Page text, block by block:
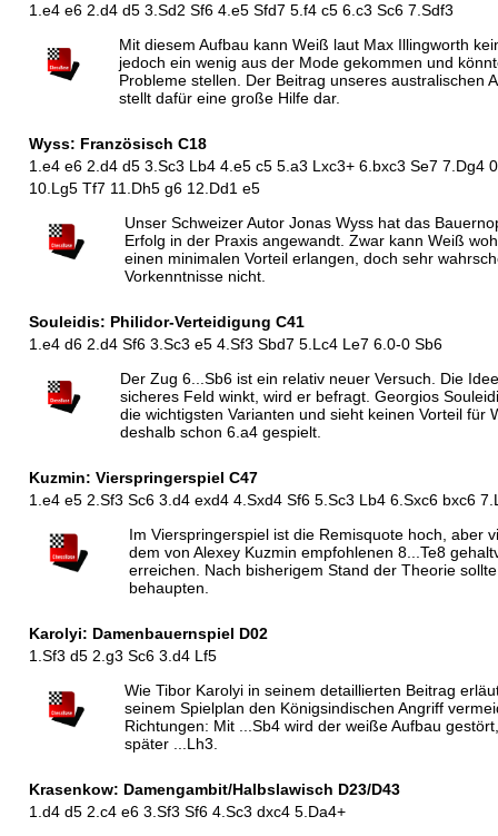
1.e4 e6 2.d4 d5 3.Sd2 Sf6 4.e5 Sfd7 5.f4 c5 6.c3 Sc6 7.Sdf3
Mit diesem Aufbau kann Weiß laut Max Illingworth
jedoch ein wenig aus der Mode gekommen und
Probleme stellen. Der Beitrag unseres australischen
stellt dafür eine große Hilfe dar.
Wyss: Französisch C18
1.e4 e6 2.d4 d5 3.Sc3 Lb4 4.e5 c5 5.a3 Lxc3+ 6.bxc3 Se7 7.Dg4
10.Lg5 Tf7 11.Dh5 g6 12.Dd1 e5
Unser Schweizer Autor Jonas Wyss hat das
Erfolg in der Praxis angewandt. Zwar kann Weiß
einen minimalen Vorteil erlangen, doch sehr
Vorkenntnisse nicht.
Souleidis: Philidor-Verteidigung C41
1.e4 d6 2.d4 Sf6 3.Sc3 e5 4.Sf3 Sbd7 5.Lc4 Le7 6.0-0 Sb6
Der Zug 6...Sb6 ist ein relativ neuer Versuch. Die
sicheres Feld winkt, wird er befragt. Georgios
die wichtigsten Varianten und sieht keinen Vorteil für
deshalb schon 6.a4 gespielt.
Kuzmin: Vierspringerspiel C47
1.e4 e5 2.Sf3 Sc6 3.d4 exd4 4.Sxd4 Sf6 5.Sc3 Lb4 6.Sxc6 bxc6
Im Vierspringerspiel ist die Remisquote hoch, aber
dem von Alexey Kuzmin empfohlenen 8...Te8
erreichen. Nach bisherigem Stand der Theorie
behaupten.
Karolyi: Damenbauernspiel D02
1.Sf3 d5 2.g3 Sc6 3.d4 Lf5
Wie Tibor Karolyi in seinem detaillierten Beitrag
seinem Spielplan den Königsindischen Angriff
Richtungen: Mit ...Sb4 wird der weiße Aufbau
später ...Lh3.
Krasenkow: Damengambit/Halbslawisch D23/D43
1.d4 d5 2.c4 e6 3.Sf3 Sf6 4.Sc3 dxc4 5.Da4+